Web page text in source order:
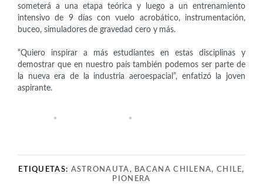
someterá a una etapa teórica y luego a un entrenamiento
intensivo de 9 días con vuelo acrobático, instrumentación,
buceo, simuladores de gravedad cero y más.
“Quiero inspirar a más estudiantes en estas disciplinas y
demostrar que en nuestro país también podemos ser parte de
la nueva era de la industria aeroespacial”, enfatizó la joven
aspirante.
ETIQUETAS: ASTRONAUTA, BACANA CHILENA, CHILE,
PIONERA